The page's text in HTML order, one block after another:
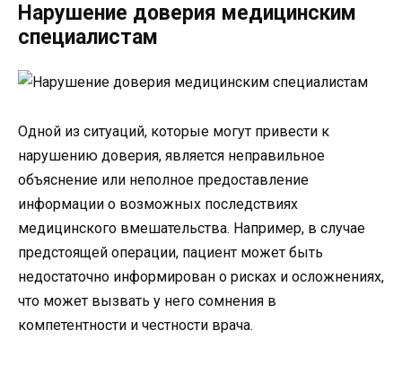
Нарушение доверия медицинским
специалистам
Одной из ситуаций, которые могут привести к
нарушению доверия, является неправильное
объяснение или неполное предоставление
информации о возможных последствиях
медицинского вмешательства. Например, в случае
предстоящей операции, пациент может быть
недостаточно информирован о рисках и осложнениях,
что может вызвать у него сомнения в
компетентности и честности врача.